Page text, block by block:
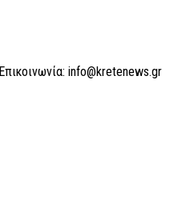
info@kretenews.gr